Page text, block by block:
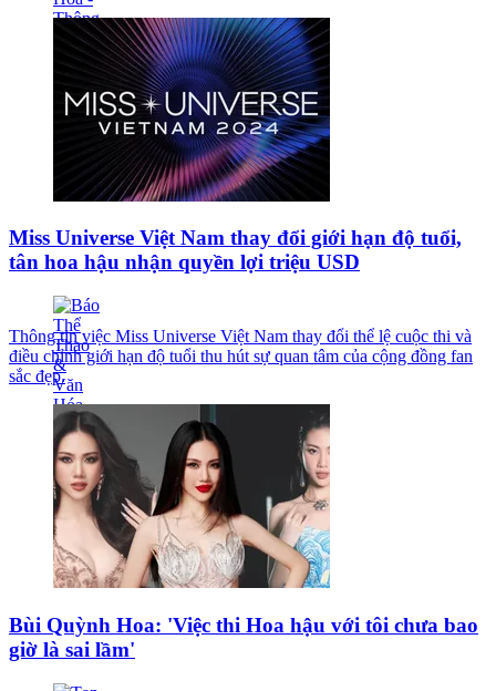
Miss Universe Việt Nam thay đổi giới hạn độ tuổi,
tân hoa hậu nhận quyền lợi triệu USD
Thông tin việc Miss Universe Việt Nam thay đổi thể lệ cuộc thi và
điều chỉnh giới hạn độ tuổi thu hút sự quan tâm của cộng đồng fan
sắc đẹp.
Bùi Quỳnh Hoa: 'Việc thi Hoa hậu với tôi chưa bao
giờ là sai lầm'